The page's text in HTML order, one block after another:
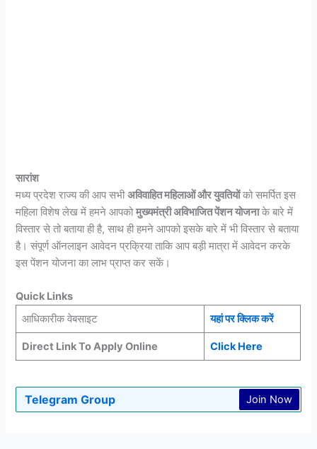
सारांश
मध्य प्रदेश राज्य की आप सभीअविवाहित महिलाओं और युवतियोंको समर्पित इस
महिला विशेष लेख में हमने आपकोमुख्यमंत्री अविभाजित पेंशन योजनाके बारे में
विस्तार से तो बताया ही है, साथ ही हमने आपको इसके बारे में भी विस्तार से बताया
है। संपूर्ण ऑनलाइन आवेदन प्रक्रिया ताकि आप बड़ी मात्रा में आवेदन करके
इस पेंशन योजना का लाभ प्राप्त कर सकें।
Quick Links
आधिकारीक वेबसाइट
यहां पर क्लिक करें
Direct Link To Apply Online Click Here
Telegram Group Join Now